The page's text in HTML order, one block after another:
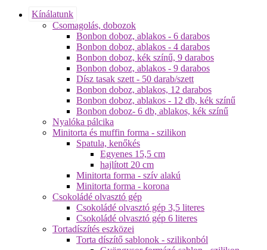
Kínálatunk
Csomagolás, dobozok
Bonbon doboz, ablakos - 6 darabos
Bonbon doboz, ablakos - 4 darabos
Bonbon doboz, kék színű, 9 darabos
Bonbon doboz, ablakos - 9 darabos
Dísz tasak szett - 50 darab/szett
Bonbon doboz, ablakos, 12 darabos
Bonbon doboz, ablakos - 12 db, kék színű
Bonbon doboz- 6 db, ablakos, kék színű
Nyalóka pálcika
Minitorta és muffin forma - szilikon
Spatula, kenőkés
Egyenes 15,5 cm
hajlított 20 cm
Minitorta forma - szív alakú
Minitorta forma - korona
Csokoládé olvasztó gép
Csokoládé olvasztó gép 3,5 literes
Csokoládé olvasztó gép 6 literes
Tortadíszítés eszközei
Torta díszítő sablonok - szilikonból